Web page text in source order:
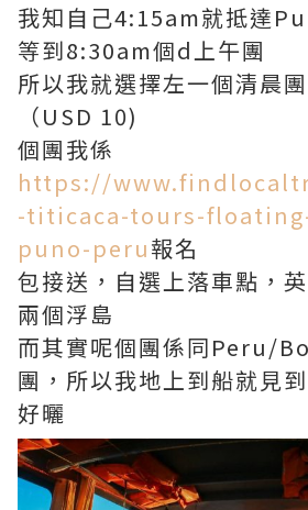
我知自己4:15am就抵達
等到8:30am個d上午團
所以我就選擇左一個清晨
（USD 10)
個團我係
https://
-titicaca-tours-
puno-peru報名
包接送，自選上落車點，
兩個浮島
而其實呢個團係同Peru/
團，所以我地上到船就見
好曬